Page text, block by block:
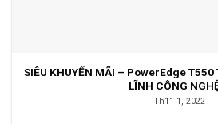
SIÊU KHUYẾN MÃI – PowerEdge
LĨNH CÔNG
Th11 1, 2022